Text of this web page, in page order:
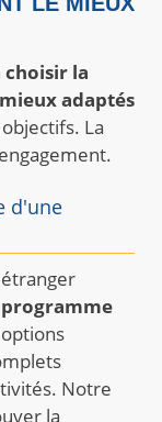
choisir la
adaptés
La
d'une
programme
Notre
la